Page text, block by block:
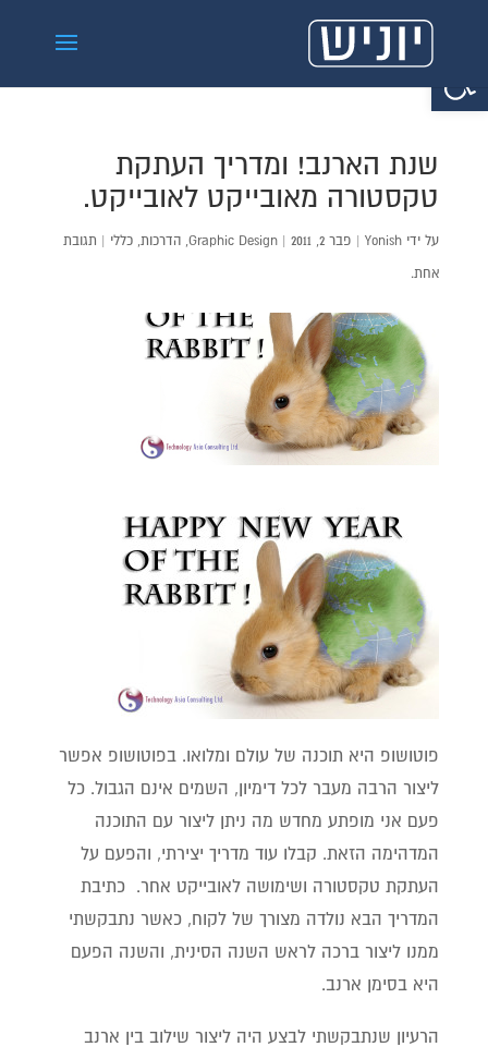
פתח סרגל נגישות
שנת הארנב! ומדריך העתקת
טקסטורה מאובייקט לאובייקט.
על ידי Yonish
| פבר 2, 2011 |
Graphic Design
, הדרכות, כללי תגובת
אחת.
פוטושופ היא תוכנה של עולם ומלואו. בפוטושופ אפשר
ליצור הרבה מעבר לכל דימיון, השמים אינם הגבול. כל
פעם אני מופתע מחדש מה ניתן ליצור עם התוכנה
המדהימה הזאת. קבלו עוד מדריך יצירתי, והפעם על
העתקת טקסטורה ושימושה לאובייקט אחר. כתיבת
המדריך הבא נולדה מצורך של לקוח, כאשר נתבקשתי
ממנו ליצור ברכה לראש השנה הסינית, והשנה הפעם
היא בסימן ארנב.
הרעיון שנתבקשתי לבצע היה ליצור שילוב בין ארנב